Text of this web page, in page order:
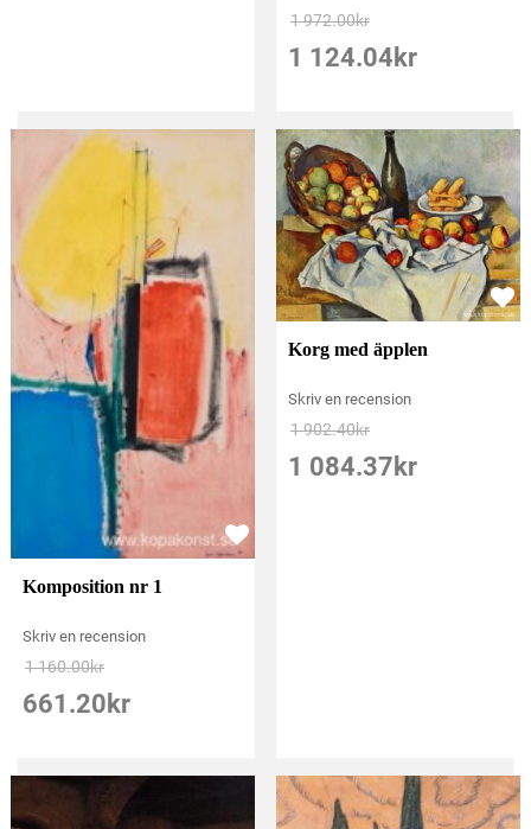
1 972.00kr
1 124.04 kr
Komposition nr 1
Skriv en recension
1 160.00kr
661.20 kr
Korg med äpplen
Skriv en recension
1 902.40kr
1 084.37 kr